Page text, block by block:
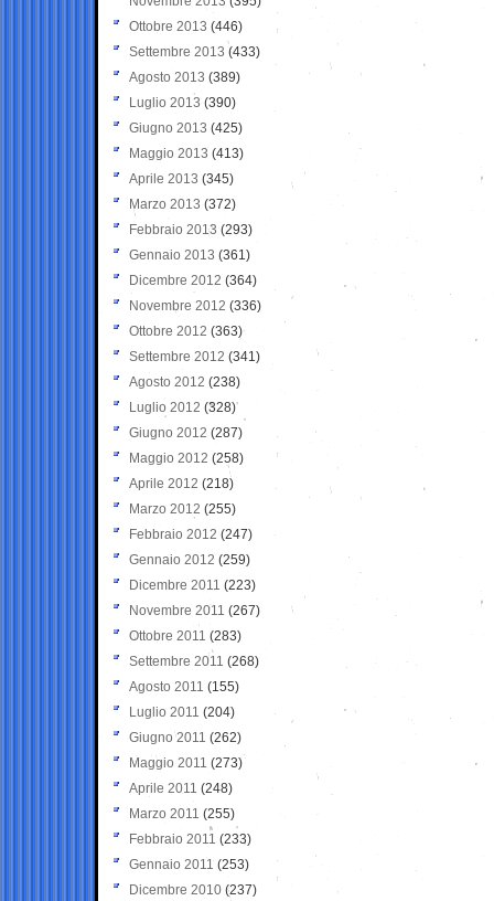
Ottobre 2013 (446)
Settembre 2013 (433)
Agosto 2013 (389)
Luglio 2013 (390)
Giugno 2013 (425)
Maggio 2013 (413)
Aprile 2013 (345)
Marzo 2013 (372)
Febbraio 2013 (293)
Gennaio 2013 (361)
Dicembre 2012 (364)
Novembre 2012 (336)
Ottobre 2012 (363)
Settembre 2012 (341)
Agosto 2012 (238)
Luglio 2012 (328)
Giugno 2012 (287)
Maggio 2012 (258)
Aprile 2012 (218)
Marzo 2012 (255)
Febbraio 2012 (247)
Gennaio 2012 (259)
Dicembre 2011 (223)
Novembre 2011 (267)
Ottobre 2011 (283)
Settembre 2011 (268)
Agosto 2011 (155)
Luglio 2011 (204)
Giugno 2011 (262)
Maggio 2011 (273)
Aprile 2011 (248)
Marzo 2011 (255)
Febbraio 2011 (233)
Gennaio 2011 (253)
Dicembre 2010 (237)